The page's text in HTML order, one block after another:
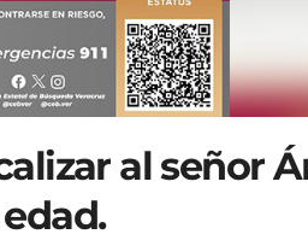
al señor